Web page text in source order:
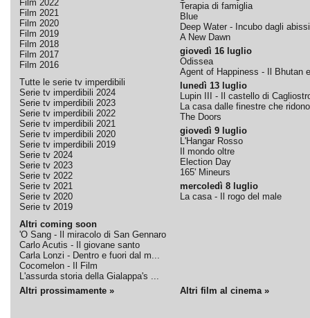
Film 2022
Film 2021
Film 2020
Film 2019
Film 2018
Film 2017
Film 2016
Tutte le serie tv imperdibili
Serie tv imperdibili 2024
Serie tv imperdibili 2023
Serie tv imperdibili 2022
Serie tv imperdibili 2021
Serie tv imperdibili 2020
Serie tv imperdibili 2019
Serie tv 2024
Serie tv 2023
Serie tv 2022
Serie tv 2021
Serie tv 2020
Serie tv 2019
Altri coming soon
'O Sang - Il miracolo di San Gennaro
Carlo Acutis - Il giovane santo
Carla Lonzi - Dentro e fuori dal m...
Cocomelon - Il Film
L'assurda storia della Gialappa's ...
Terapia di famiglia
Blue
Deep Water - Incubo dagli abissi
A New Dawn
giovedì 16 luglio
Odissea
Agent of Happiness - Il Bhutan
lunedì 13 luglio
Lupin III - Il castello di
La casa dalle finestre che ridono
The Doors
giovedì 9 luglio
L'Hangar Rosso
Il mondo oltre
Election Day
165' Mineurs
mercoledì 8 luglio
La casa - Il rogo del male
Altri prossimamente » Altri film al cinema »